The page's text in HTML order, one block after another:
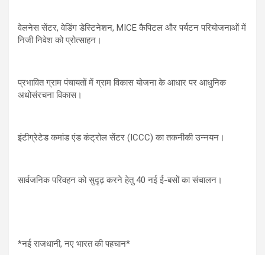
वेलनेस सेंटर, वेडिंग डेस्टिनेशन, MICE कैपिटल और पर्यटन परियोजनाओं में
निजी निवेश को प्रोत्साहन।
प्रभावित ग्राम पंचायतों में ग्राम विकास योजना के आधार पर आधुनिक
अधोसंरचना विकास।
इंटीग्रेटेड कमांड एंड कंट्रोल सेंटर (ICCC) का तकनीकी उन्नयन।
सार्वजनिक परिवहन को सुदृढ़ करने हेतु 40 नई ई-बसों का संचालन।
*नई राजधानी, नए भारत की पहचान*